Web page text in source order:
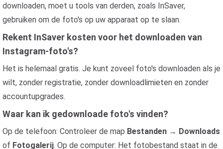
downloaden, moet u tools van derden, zoals InSaver,
gebruiken om de foto's op uw apparaat op te slaan.
Rekent InSaver kosten voor het downloaden van
Instagram-foto's?
Het is helemaal gratis. Je kunt zoveel foto's downloaden als je
wilt, zonder registratie, zonder downloadlimieten en zonder
accountupgrades.
Waar kan ik gedownloade foto's vinden?
Op de telefoon: Controleer de map Bestanden → Downloads
of Fotogalerij. Op de computer: Het fotobestand staat in de